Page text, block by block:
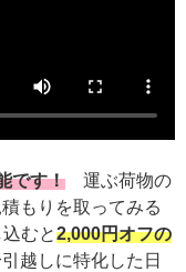
です！ 運ぶ荷物の
もりを取ってみる
むと2,000円オフの
越しに特化した日